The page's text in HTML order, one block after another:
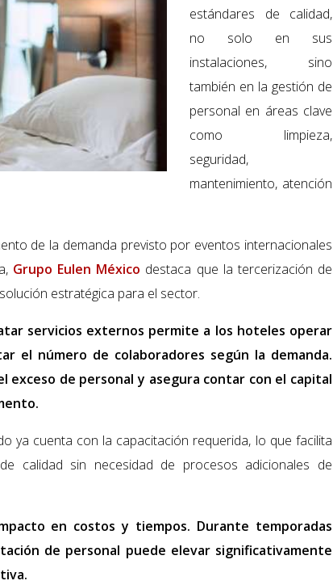
estándares de calidad,
no solo en sus
instalaciones, sino
también en la gestión de
personal en áreas clave
como limpieza,
seguridad,
mantenimiento, atención
de la demanda previsto por eventos internacionales
Grupo Eulen México destaca que la tercerización de
estratégica para el sector.
servicios externos permite a los hoteles operar
el número de colaboradores según la demanda.
exceso de personal y asegura contar con el capital
ya cuenta con la capacitación requerida, lo que facilita
calidad sin necesidad de procesos adicionales de
en costos y tiempos. Durante temporadas
de personal puede elevar significativamente